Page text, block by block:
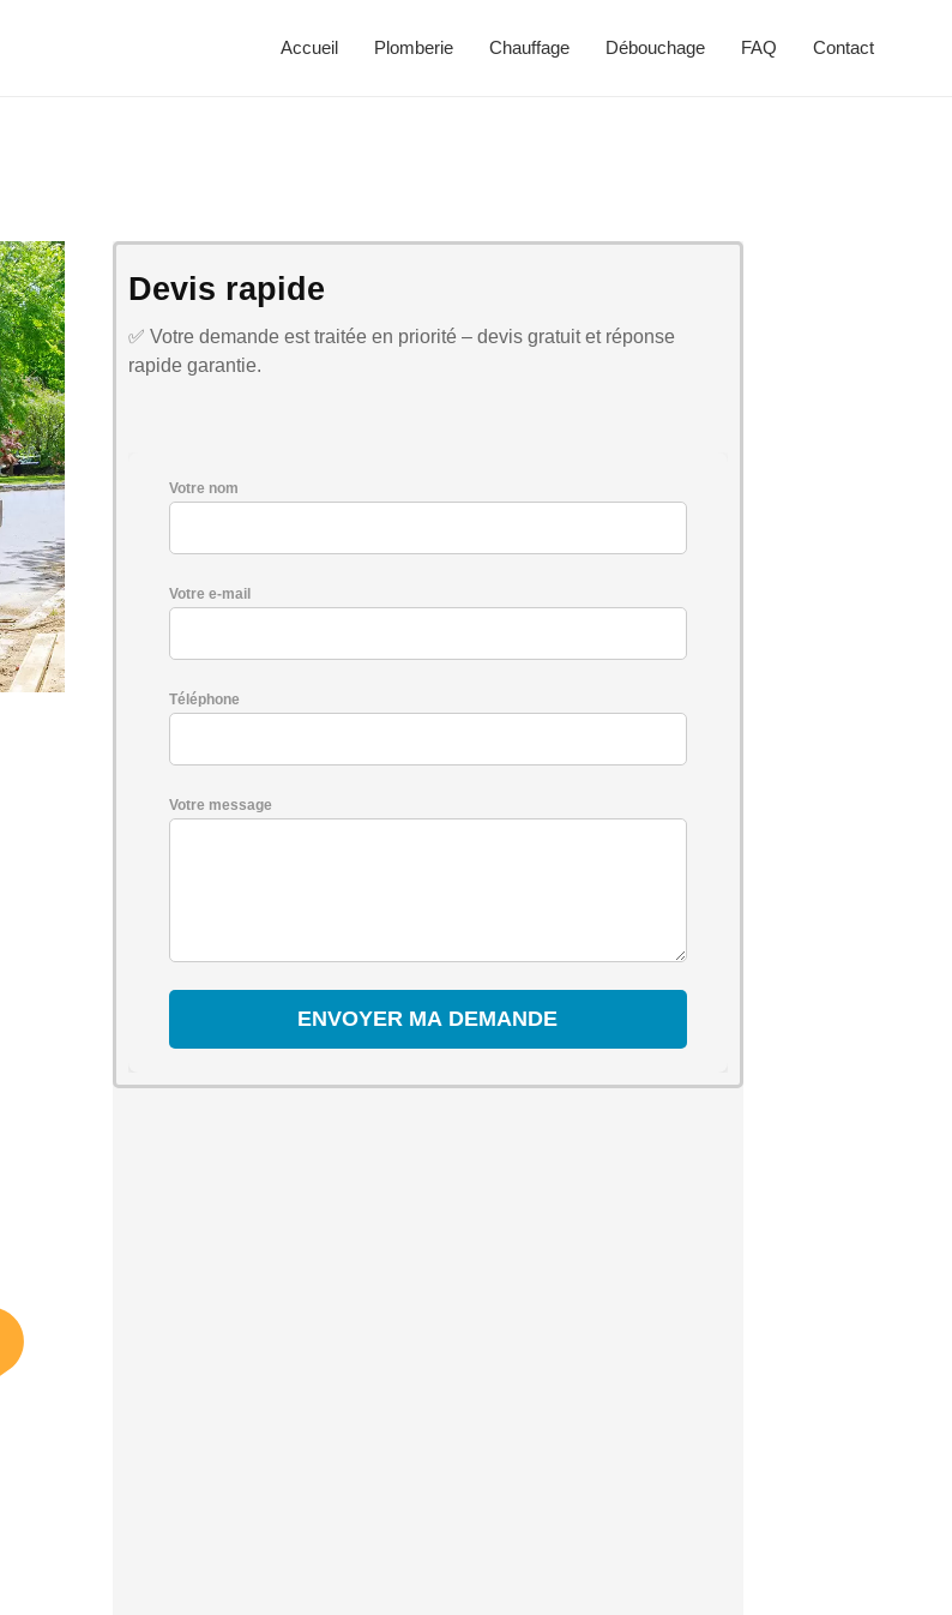
Accueil Plomberie Chauffage Débouchage FAQ Contact
Devis rapide
✅ Votre demande est traitée en priorité – devis gratuit et réponse
rapide garantie.
Votre nom
Votre e-mail
Téléphone
Votre message